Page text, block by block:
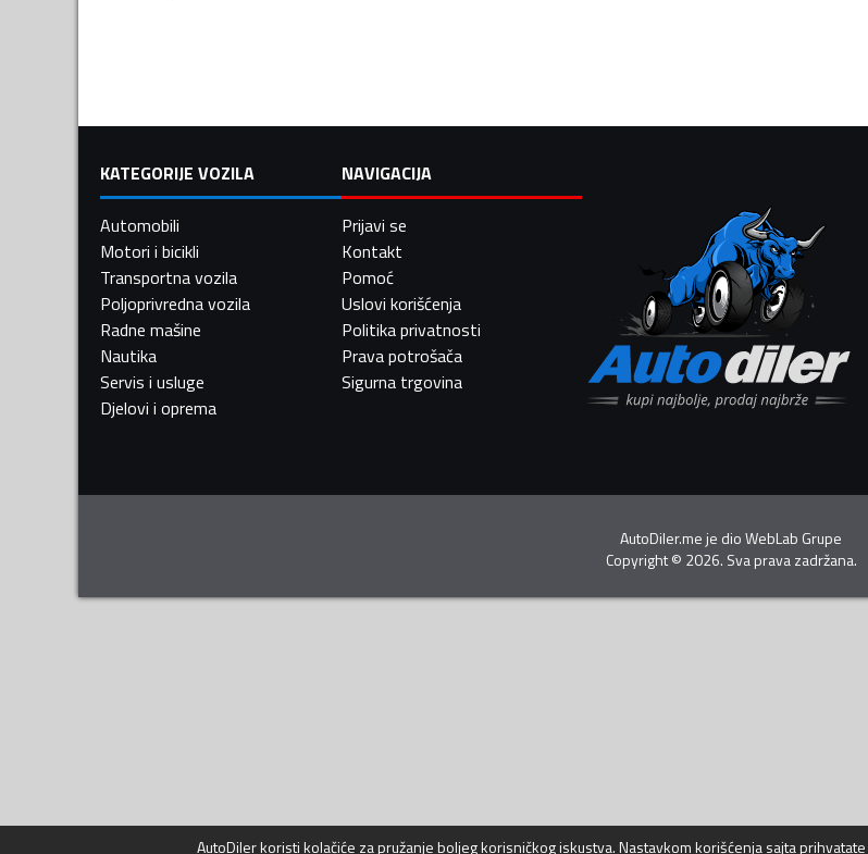
KATEGORIJE VOZILA
Automobili
Motori i bicikli
Transportna vozila
Poljoprivredna vozila
Radne mašine
Nautika
Servis i usluge
Djelovi i oprema
NAVIGACIJA
Prijavi se
Kontakt
Pomoć
Uslovi korišćenja
Politika privatnosti
Prava potrošača
Sigurna trgovina
AutoDiler.me je dioWebLab Grupe
Copyright© 2026. Sva prava zadržana.
AutoDilerkoristi kolačiće za pružanje boljeg korisničkog iskustva. Nastavkom korišćenja sajta prihvatate